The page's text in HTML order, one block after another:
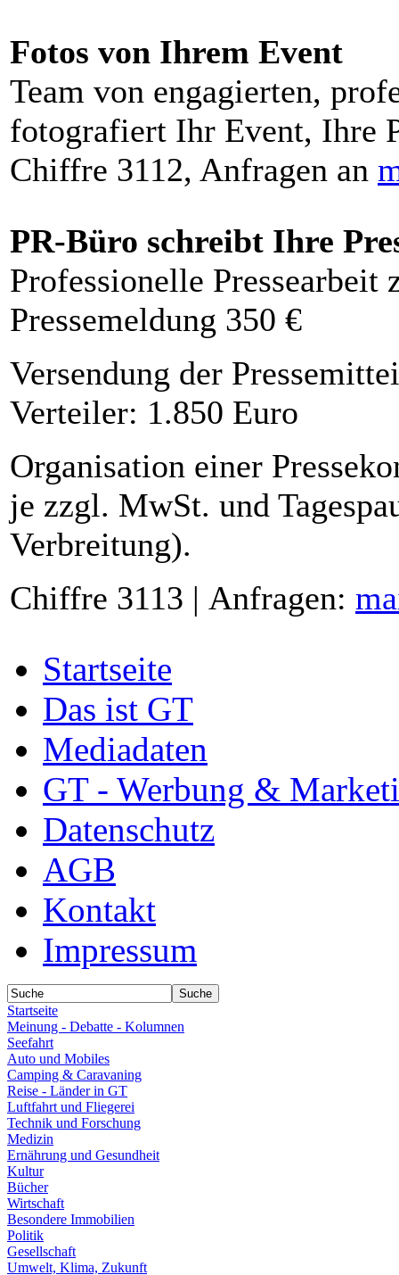
Fotos von Ihrem Event
Team von engagierten,
fotografiert Ihr Event, Ihre
Chiffre 3112, Anfragen an
PR-Büro schreibt Ihre
Professionelle Pressearbeit
Pressemeldung 350 €
Versendung der
Verteiler: 1.850 Euro
Organisation einer
je zzgl. MwSt. und
Verbreitung).
Chiffre 3113 | Anfragen:
Startseite
Das ist GT
Mediadaten
GT - Werbung &
Datenschutz
AGB
Kontakt
Impressum
Startseite
Meinung - Debatte - Kolumnen
Seefahrt
Auto und Mobiles
Camping & Caravaning
Reise - Länder in GT
Luftfahrt und Fliegerei
Technik und Forschung
Medizin
Ernährung und Gesundheit
Kultur
Bücher
Wirtschaft
Besondere Immobilien
Politik
Gesellschaft
Umwelt, Klima, Zukunft